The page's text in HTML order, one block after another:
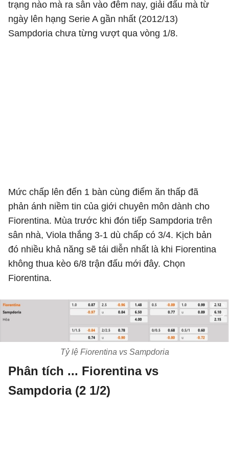
trạng nào mà ra sân vào đêm nay, giải đấu mà từ
ngày lên hạng Serie A gần nhất (2012/13)
Sampdoria chưa từng vượt qua vòng 1/8.
Mức chấp lên đến 1 bàn cùng điểm ăn thấp đã
phản ánh niềm tin của giới chuyên môn dành cho
Fiorentina. Mùa trước khi đón tiếp Sampdoria trên
sân nhà, Viola thắng 3-1 dù chấp có 3/4. Kịch bản
đó nhiều khả năng sẽ tái diễn nhất là khi Fiorentina
không thua kèo 6/8 trận đấu mới đây. Chọn
Fiorentina.
Tỷ lệ Fiorentina vs Sampdoria
Phân tích ... Fiorentina vs
Sampdoria (2 1/2)